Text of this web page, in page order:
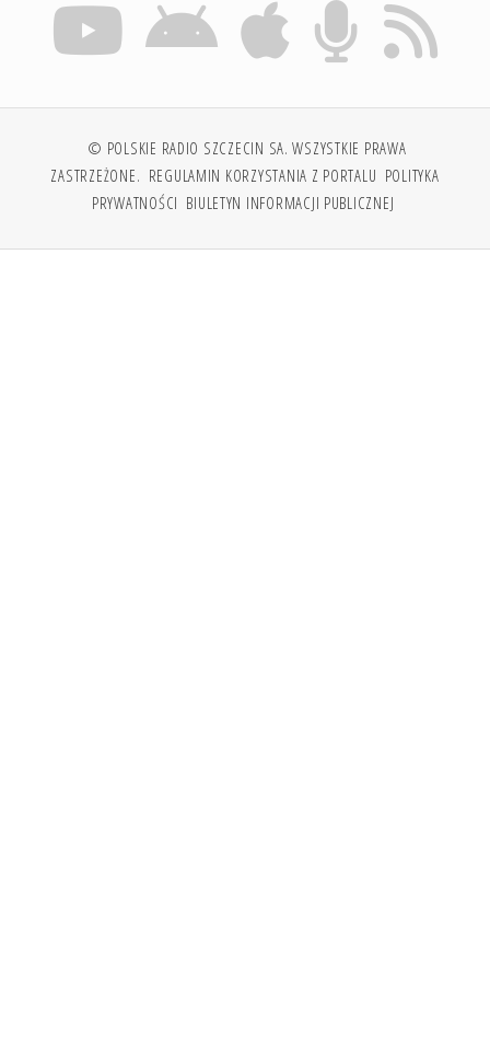
© POLSKIE RADIO SZCZECIN SA. WSZYSTKIE PRAWA
ZASTRZEŻONE. REGULAMIN KORZYSTANIA Z PORTALU POLITYKA
PRYWATNOŚCI BIULETYN INFORMACJI PUBLICZNEJ